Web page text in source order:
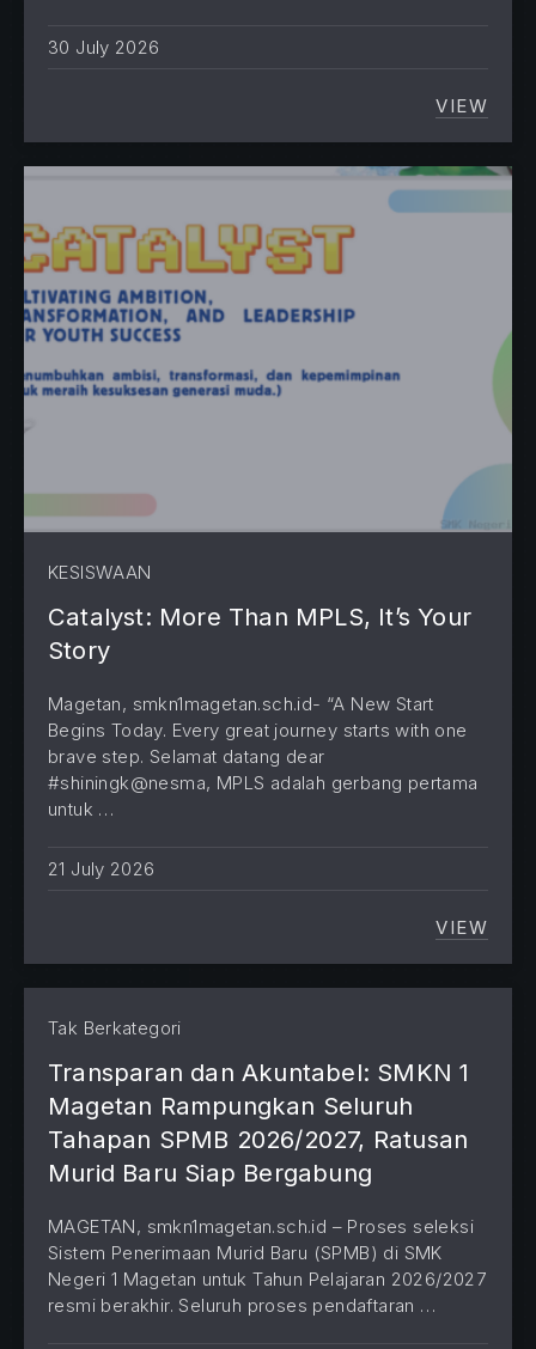
30 July 2026
VIEW
KESISWAAN
Catalyst: More Than MPLS, It’s Your
Story
Magetan, smkn1magetan.sch.id- “A New Start
Begins Today. Every great journey starts with one
brave step. Selamat datang dear
#shiningk@nesma, MPLS adalah gerbang pertama
untuk …
21 July 2026
VIEW
Tak Berkategori
Transparan dan Akuntabel: SMKN 1
Magetan Rampungkan Seluruh
Tahapan SPMB 2026/2027, Ratusan
Murid Baru Siap Bergabung
MAGETAN, smkn1magetan.sch.id – Proses seleksi
Sistem Penerimaan Murid Baru (SPMB) di SMK
Negeri 1 Magetan untuk Tahun Pelajaran 2026/2027
resmi berakhir. Seluruh proses pendaftaran …